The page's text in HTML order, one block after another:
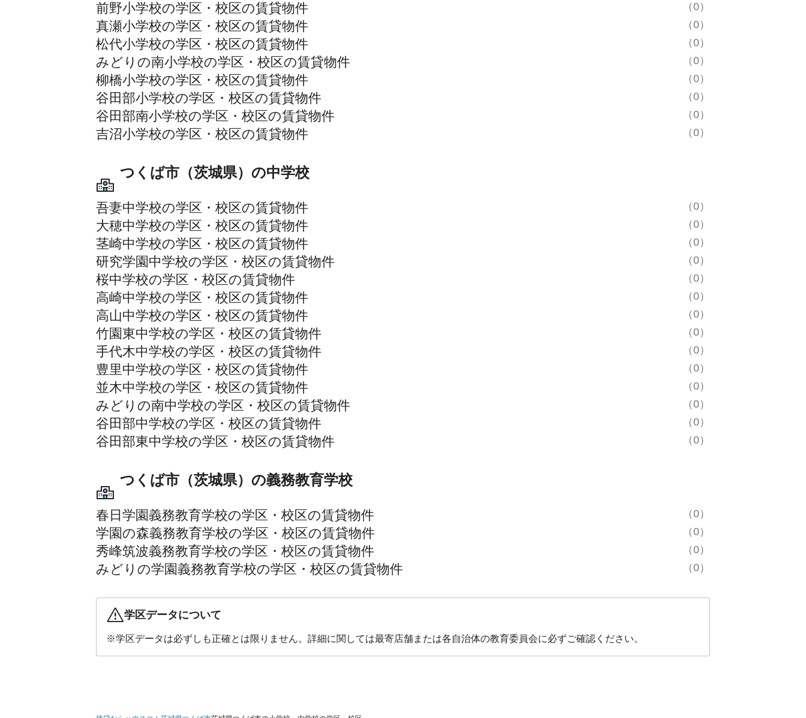
前野小学校の学区・校区の賃貸物件 （0）
真瀬小学校の学区・校区の賃貸物件 （0）
松代小学校の学区・校区の賃貸物件 （0）
みどりの南小学校の学区・校区の賃貸物件 （0）
柳橋小学校の学区・校区の賃貸物件 （0）
谷田部小学校の学区・校区の賃貸物件 （0）
谷田部南小学校の学区・校区の賃貸物件 （0）
吉沼小学校の学区・校区の賃貸物件 （0）
つくば市（茨城県）の中学校
吾妻中学校の学区・校区の賃貸物件 （0）
大穂中学校の学区・校区の賃貸物件 （0）
茎崎中学校の学区・校区の賃貸物件 （0）
研究学園中学校の学区・校区の賃貸物件 （0）
桜中学校の学区・校区の賃貸物件 （0）
高崎中学校の学区・校区の賃貸物件 （0）
高山中学校の学区・校区の賃貸物件 （0）
竹園東中学校の学区・校区の賃貸物件 （0）
手代木中学校の学区・校区の賃貸物件 （0）
豊里中学校の学区・校区の賃貸物件 （0）
並木中学校の学区・校区の賃貸物件 （0）
みどりの南中学校の学区・校区の賃貸物件 （0）
谷田部中学校の学区・校区の賃貸物件 （0）
谷田部東中学校の学区・校区の賃貸物件 （0）
つくば市（茨城県）の義務教育学校
春日学園義務教育学校の学区・校区の賃貸物件 （0）
学園の森義務教育学校の学区・校区の賃貸物件 （0）
秀峰筑波義務教育学校の学区・校区の賃貸物件 （0）
みどりの学園義務教育学校の学区・校区の賃貸物件 （0）
学区データについて
※学区データは必ずしも正確とは限りません。詳細に関しては最寄店舗または各自治体の教育委員会に必ずご確認ください。